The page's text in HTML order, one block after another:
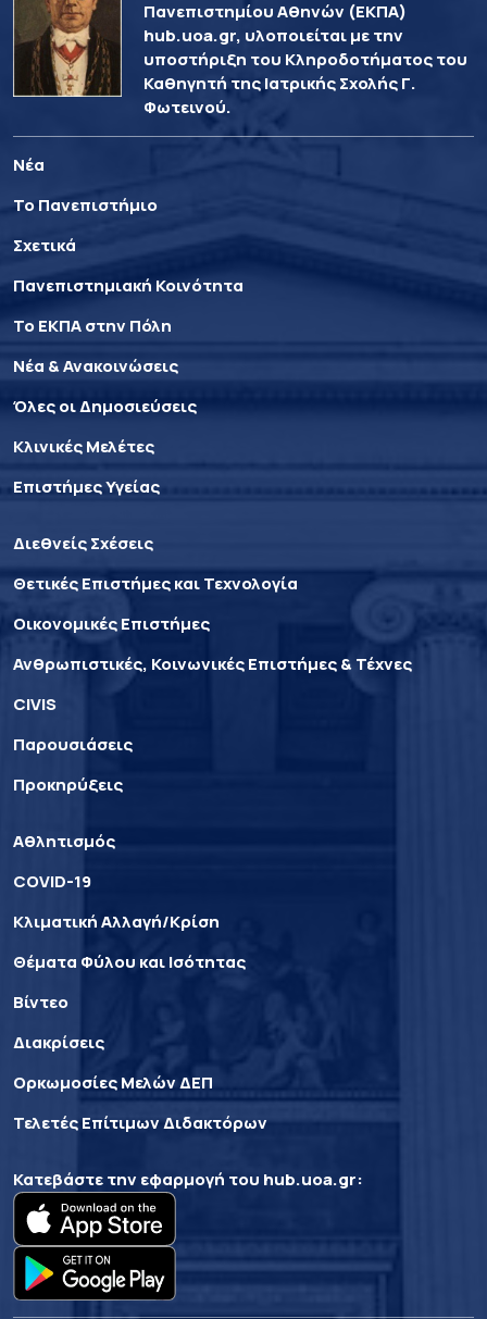
Πανεπιστημίου Αθηνών (ΕΚΠΑ)
hub.uoa.gr, υλοποιείται με την
υποστήριξη του Κληροδοτήματος του
Καθηγητή της Ιατρικής Σχολής Γ.
Φωτεινού.
Νέα
Το Πανεπιστήμιο
Σχετικά
Πανεπιστημιακή Κοινότητα
Το ΕΚΠΑ στην Πόλη
Νέα & Ανακοινώσεις
Όλες οι Δημοσιεύσεις
Κλινικές Μελέτες
Επιστήμες Υγείας
Διεθνείς Σχέσεις
Θετικές Επιστήμες και Τεχνολογία
Οικονομικές Επιστήμες
Ανθρωπιστικές, Κοινωνικές Επιστήμες & Τέχνες
CIVIS
Παρουσιάσεις
Προκηρύξεις
Αθλητισμός
COVID-19
Κλιματική Αλλαγή/Κρίση
Θέματα Φύλου και Ισότητας
Βίντεο
Διακρίσεις
Ορκωμοσίες Μελών ΔΕΠ
Τελετές Επίτιμων Διδακτόρων
Κατεβάστε την εφαρμογή του hub.uoa.gr: